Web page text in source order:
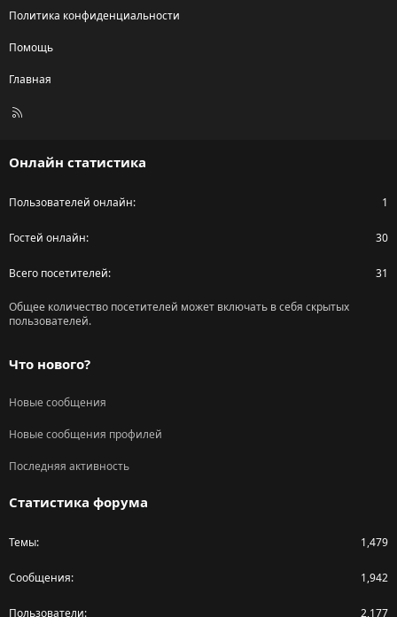
Политика конфиденциальности
Помощь
Главная
R
Онлайн статистика
Пользователей онлайн 1
Гостей онлайн 30
Всего посетителей 31
Общее количество посетителей может включать в себя скрытых
пользователей.
Что нового?
Новые сообщения
Новые сообщения профилей
Последняя активность
Статистика форума
Темы 1,479
Сообщения 1,942
Пользователи 2,177